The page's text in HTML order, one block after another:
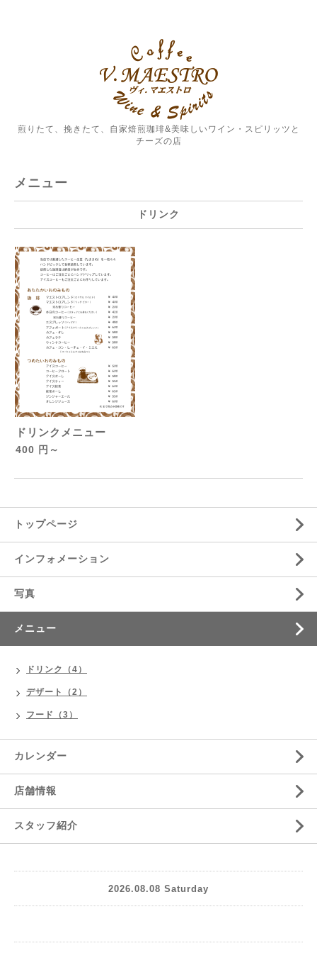
煎りたて、挽きたて、自家焙煎珈琲&美味しいワイン・スピリッツと
チーズの店
メニュー
ドリンク
ドリンクメニュー
400 円～
トップページ
インフォメーション
写真
メニュー
ドリンク（4）
デザート（2）
フード（3）
カレンダー
店舗情報
スタッフ紹介
2026.08.08 Saturday